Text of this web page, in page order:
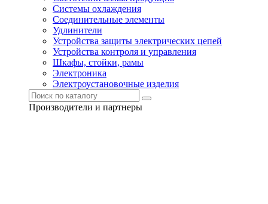
Системы охлаждения
Соединительные элементы
Удлинители
Устройства защиты электрических цепей
Устройства контроля и управления
Шкафы, стойки, рамы
Электроника
Электроустановочные изделия
Производители и партнеры